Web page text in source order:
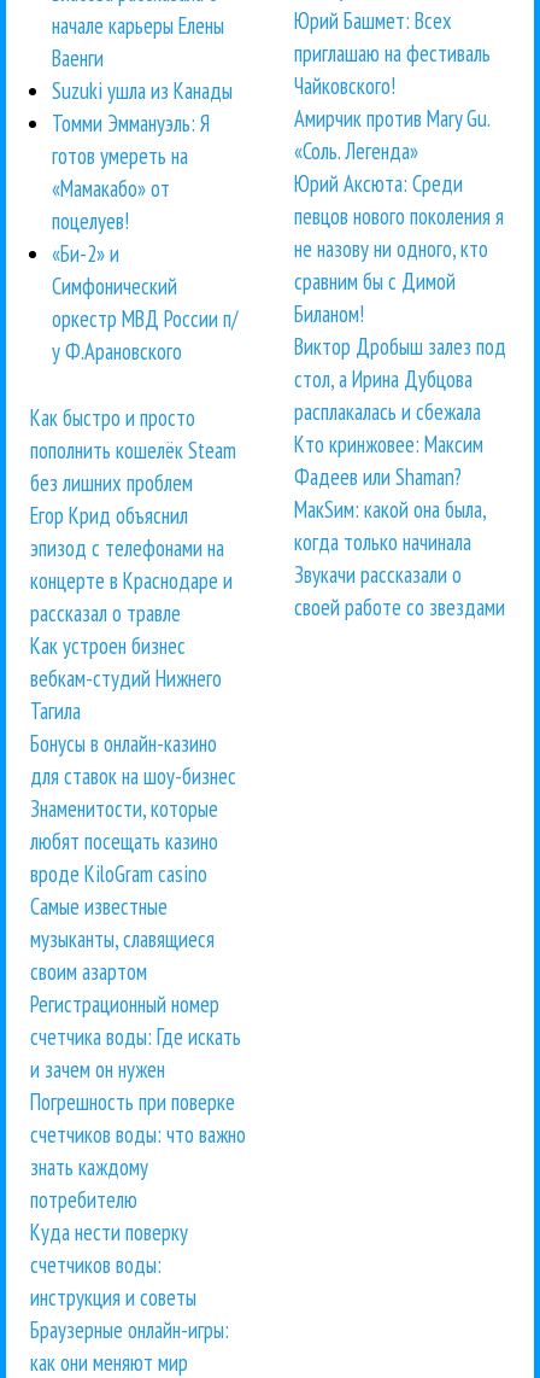
начале карьеры Елены
Ваенги
Suzuki ушла из Канады
Томми Эммануэль: Я
готов умереть на
«Мамакабо» от
поцелуев!
«Би-2» и
Симфонический
оркестр МВД России п/
у Ф.Арановского
Как быстро и просто
пополнить кошелёк Steam
без лишних проблем
Егор Крид объяснил
эпизод с телефонами на
концерте в Краснодаре и
рассказал о травле
Как устроен бизнес
вебкам-студий Нижнего
Тагила
Бонусы в онлайн-казино
для ставок на шоу-бизнес
Знаменитости, которые
любят посещать казино
вроде KiloGram casino
Самые известные
музыканты, славящиеся
своим азартом
Регистрационный номер
счетчика воды: Где искать
и зачем он нужен
Погрешность при поверке
счетчиков воды: что важно
знать каждому
потребителю
Куда нести поверку
счетчиков воды:
инструкция и советы
Браузерные онлайн-игры:
как они меняют мир
Юрий Башмет: Всех
приглашаю на фестиваль
Чайковского!
Амирчик против Mary Gu.
«Соль. Легенда»
Юрий Аксюта: Среди
певцов нового поколения я
не назову ни одного, кто
сравним бы с Димой
Биланом!
Виктор Дробыш залез под
стол, а Ирина Дубцова
расплакалась и сбежала
Кто кринжовее: Максим
Фадеев или Shaman?
МакSим: какой она была,
когда только начинала
Звукачи рассказали о
своей работе со звездами